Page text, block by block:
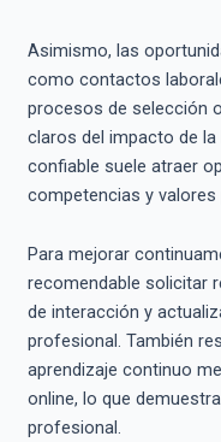
Asimismo, las
como contactos
procesos de selección
claros del impacto de la
confiable suele atraer
competencias y
Para mejorar
recomendable solicitar
de interacción y
profesional. También
aprendizaje continuo
online, lo que
profesional.